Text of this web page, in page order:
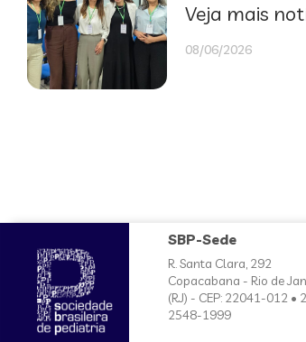
Veja mais
08/06/2026
SBP-Sede
R. Santa Clara, 292
Copacabana - Rio de
(RJ) - CEP: 22041-012 •
2548-1999